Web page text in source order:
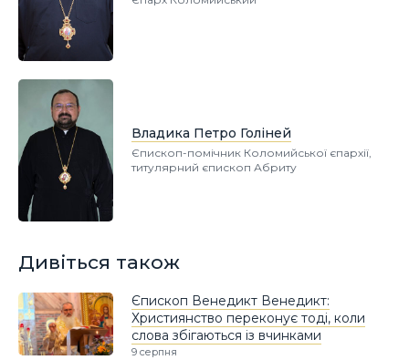
Владика Петро Голіней
Єпископ-помічник Коломийської єпархії,
титулярний єпископ Абриту
Дивіться також
Єпископ Венедикт Венедикт:
Християнство переконує тоді, коли
слова збігаються із вчинками
9 серпня